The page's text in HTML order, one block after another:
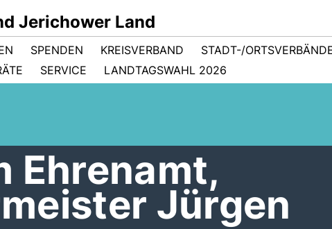
Jerichower Land
SPENDEN KREISVERBAND STADT-/
SERVICE LANDTAGSWAHL 2026
Ehrenamt,
Jürgen